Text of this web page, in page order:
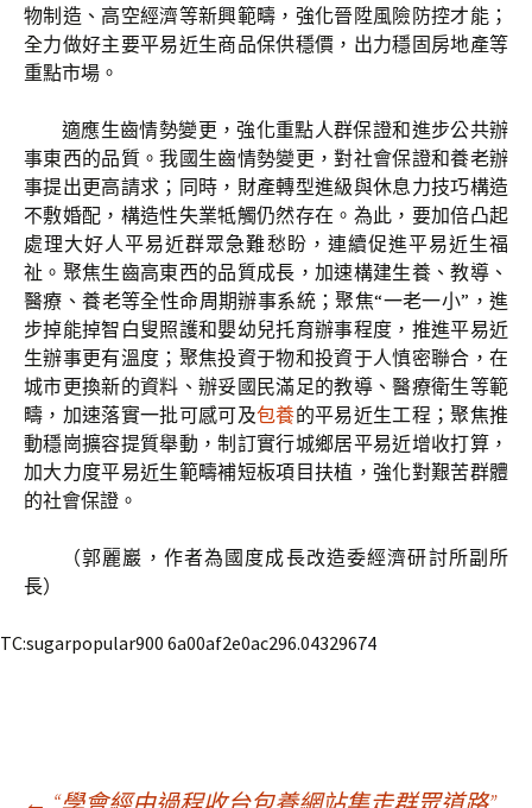
物制造、高空經濟等新興範疇，強化晉陞風險防控才能；
全力做好主要平易近生商品保供穩價，出力穩固房地產等
重點市場。
適應生齒情勢變更，強化重點人群保證和進步公共辦
事東西的品質。我國生齒情勢變更，對社會保證和養老辦
事提出更高請求；同時，財產轉型進級與休息力技巧構造
不敷婚配，構造性失業牴觸仍然存在。為此，要加倍凸起
處理大好人平易近群眾急難愁盼，連續促進平易近生福
祉。聚焦生齒高東西的品質成長，加速構建生養、教導、
醫療、養老等全性命周期辦事系統；聚焦“一老一小”，進
步掉能掉智白叟照護和嬰幼兒托育辦事程度，推進平易近
生辦事更有溫度；聚焦投資于物和投資于人慎密聯合，在
城市更換新的資料、辦妥國民滿足的教導、醫療衛生等範
疇，加速落實一批可感可及包養的平易近生工程；聚焦推
動穩崗擴容提質舉動，制訂實行城鄉居平易近增收打算，
加大力度平易近生範疇補短板項目扶植，強化對艱苦群體
的社會保證。
（郭麗巖， 作者為國度成長改造委經濟研討所副所
長）
TC:sugarpopular900 6a00af2e0ac296.04329674